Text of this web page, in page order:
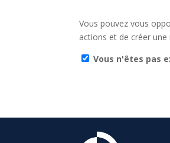
Vous pouvez vous
actions et de créer
Vous n'êtes pas